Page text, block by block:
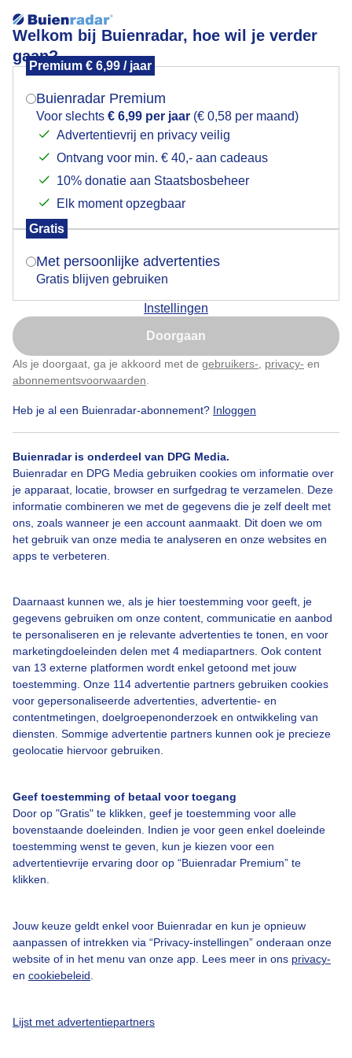
Welkom bij Buienradar, hoe wil je verder
gaan?
Premium € 6,99 / jaar
Buienradar Premium
Voor slechts € 6,99 per jaar (€ 0,58 per maand)
Advertentievrij en privacy veilig
Ontvang voor min. € 40,- aan cadeaus
10% donatie aan Staatsbosbeheer
Elk moment opzegbaar
Gratis
Met persoonlijke advertenties
Gratis blijven gebruiken
Instellingen
Doorgaan
Als je doorgaat, ga je akkoord met de gebruikers- privacy- en
abonnementsvoorwaarden
Heb je al een Buienradar-abonnement? Inloggen
Buienradar is onderdeel van DPG Media.
Buienradar en DPG Media gebruiken cookies om informatie over
je apparaat, locatie, browser en surfgedrag te verzamelen. Deze
informatie combineren we met de gegevens die je zelf deelt met
ons, zoals wanneer je een account aanmaakt. Dit doen we om
het gebruik van onze media te analyseren en onze websites en
apps te verbeteren.
Daarnaast kunnen we, als je hier toestemming voor geeft, je
gegevens gebruiken om onze content, communicatie en aanbod
te personaliseren en je relevante advertenties te tonen, en voor
marketingdoeleinden delen met 4 mediapartners. Ook content
van 13 externe platformen wordt enkel getoond met jouw
toestemming. Onze 114 advertentie partners gebruiken cookies
voor gepersonaliseerde advertenties, advertentie- en
contentmetingen, doelgroepenonderzoek en ontwikkeling van
diensten. Sommige advertentie partners kunnen ook je precieze
geolocatie hiervoor gebruiken.
Geef toestemming of betaal voor toegang
Door op "Gratis" te klikken, geef je toestemming voor alle
bovenstaande doeleinden. Indien je voor geen enkel doeleinde
toestemming wenst te geven, kun je kiezen voor een
advertentievrije ervaring door op “Buienradar Premium” te
klikken.
Jouw keuze geldt enkel voor Buienradar en kun je opnieuw
aanpassen of intrekken via “Privacy-instellingen” onderaan onze
website of in het menu van onze app. Lees meer in ons privacy-
en cookiebeleid
Lijst met advertentiepartners
De mist aan de Maas is langzaam aan he5t oplossen
Door: Maddy Koster Gemaakt: 05-12-2025, 70x bekeken
Wolkenkrabbersindemist Zon Wolken
Bekijk slideshow
Over Buienradar
Bedrijfsgegevens
Contact
Toegankelijkheid
Gebruikersvoorwaarden
Adverteren
Privacy beleid
Cookie beleid
Mogen we je locatie gebruiken voor het
Indien je hier nog geen akkoord op hebt gegeven,
verschijnt er zo een pop-up uit je browser waarin
Is goed, toon de popup
Nu niet, misschien later
Klik hierom dit aan te passen